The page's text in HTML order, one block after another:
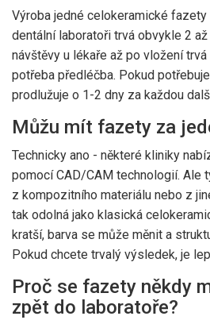
Výroba jedné celokeramické
dentální laboratoři trvá obvykle 2
návštěvy u lékaře až po vložení
potřeba předléčba. Pokud
prodlužuje o 1-2 dny za každou
Můžu mít fazety za
Technicky ano - některé kliniky
pomocí CAD/CAM technologií. Ale
z kompozitního materiálu nebo z
tak odolná jako klasická
kratší, barva se může měnit a
Pokud chcete trvalý výsledek, je
Proč se fazety někdy
zpět do laboratoře?